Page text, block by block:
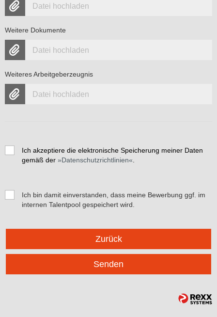
Datei hochladen
Weitere Dokumente
Datei hochladen
Weiteres Arbeitgeberzeugnis
Datei hochladen
Ich akzeptiere die elektronische Speicherung meiner Daten
gemäß der
Datenschutzrichtlinien
Ich bin damit einverstanden, dass meine Bewerbung ggf. im
internen Talentpool gespeichert wird.
Zurück
Senden